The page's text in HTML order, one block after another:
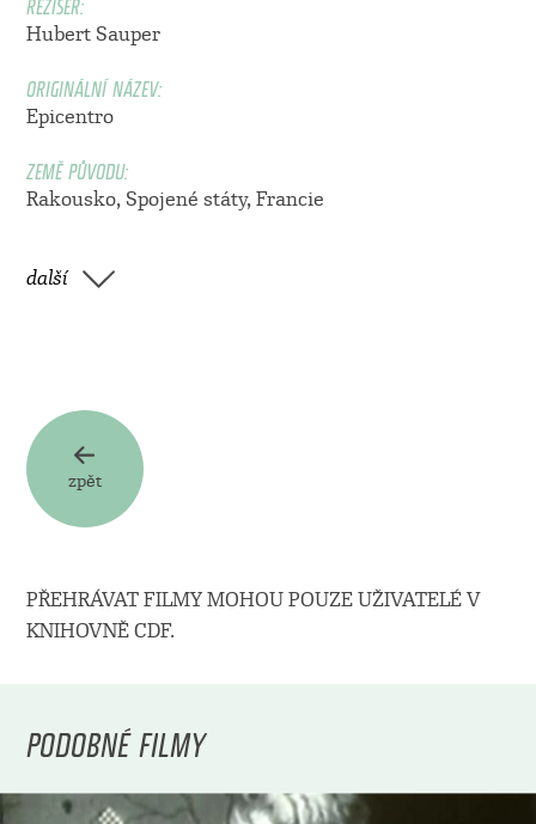
Hubert Sauper
ORIGINÁLNÍ NÁZEV:
Epicentro
ZEMĚ PŮVODU:
Rakousko, Spojené státy, Francie
další
zpět
PŘEHRÁVAT FILMY MOHOU POUZE UŽIVATELÉ V
KNIHOVNĚ CDF.
PODOBNÉ FILMY